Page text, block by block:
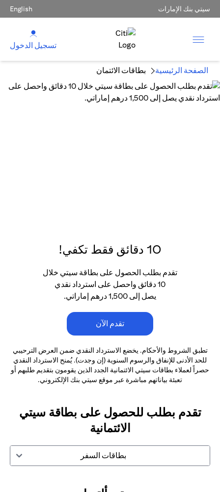
سيتي بنك الإمارات English
تسجيل الدخول
الصفحة الرئيسية بطاقات الائتمان
10 دقائق فقط تكفي!
تقدم بطلب الحصول على بطاقة سيتي خلال
10 دقائق واحصل على استرداد نقدي
يصل إلى 1,500 درهم إماراتي.
تقدم الآن
تطبق الشروط والأحكام. يخضع الاسترداد النقدي ضمن العرض الترحيبي
للحد الأدنى للإنفاق والرسوم السنوية (إن وجدت). يُمنح الاسترداد النقدي
حصراً لعملاء بطاقات سيتي الائتمانية الجدد الذين يقومون بتقديم طلبهم أو
تعبئة بياناتهم مباشرة عبر موقع سيتي بنك الإلكتروني.
تقدم بطلب للحصول على بطاقة سيتي
الائتمانية
بطاقات السفر